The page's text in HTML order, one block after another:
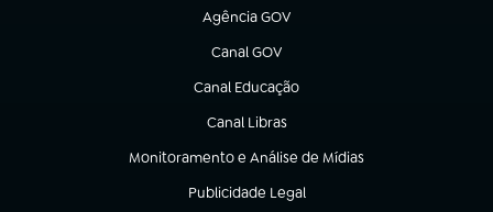
Agência GOV
(abre em nova aba)
Canal GOV
(abre em nova aba)
Canal Educação
(abre em nova aba)
Canal Libras
(abre em nova aba)
Monitoramento e Análise de Mídias
(abre em nova aba)
Publicidade Legal
(abre em nova aba)